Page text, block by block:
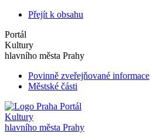
Přejít k obsahu
Portál
Kultury
hlavního města Prahy
Povinně zveřejňované informace
Městské části
Portál
Kultury
hlavního města Prahy